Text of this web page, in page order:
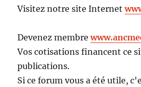
Visitez notre site Internet
Devenez membre
Vos cotisations financent ce
publications.
Si ce forum vous a été utile,